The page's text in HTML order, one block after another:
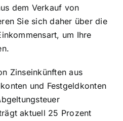
dem Verkauf von
Sie sich daher über die
um Ihre
Zinseinkünften aus
und Festgeldkonten
aktuell 25 Prozent